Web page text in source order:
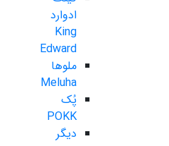
ادوارد
King
Edward
ملوها
Meluha
پُک
POKK
دیگر